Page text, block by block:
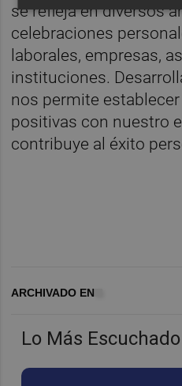
Lo Más Escuchado
se refleja en diversos
celebraciones
laborales, empresas,
instituciones.
nos permite
positivas con nuestro
contribuye al éxito
ARCHIVADO EN